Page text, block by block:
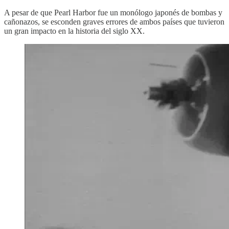
A pesar de que Pearl Harbor fue un monólogo japonés de bombas y
cañonazos, se esconden graves errores de ambos países que tuvieron
un gran impacto en la historia del siglo XX.